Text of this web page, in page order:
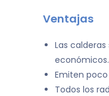
Ventajas
Las
económicos.
Emiten
Todos los